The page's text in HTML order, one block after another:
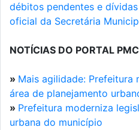
débitos pendentes e
oficial da Secretária
NOTÍCIAS DO PORTAL PMC
» Mais agilidade: Prefeitura
área de planejamento
» Prefeitura moderniza
urbana do município